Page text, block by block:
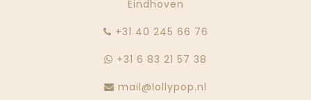
Eindhoven
‭+31 40 245 66 76
+31 6 83 21 57 38
mail@lollypop.nl